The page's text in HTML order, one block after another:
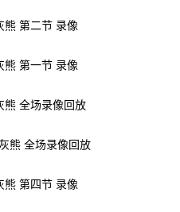
熊 第二节 录像
熊 第一节 录像
熊 全场录像回放
熊 全场录像回放
熊 第四节 录像